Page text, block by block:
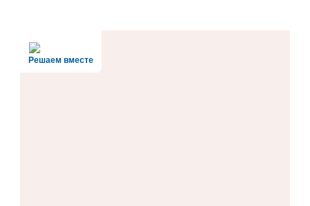
Решаем вместе